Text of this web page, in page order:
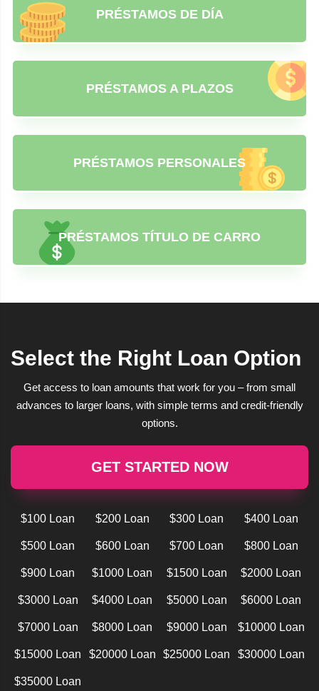
PRÉSTAMOS DE DÍA
PRÉSTAMOS A PLAZOS
PRÉSTAMOS PERSONALES
PRÉSTAMOS TÍTULO DE CARRO
Select the Right Loan Option
Get access to loan amounts that work for you – from small
advances to larger loans, with simple terms and credit-friendly
options.
GET STARTED NOW
$100 Loan $200 Loan $300 Loan $400 Loan
$500 Loan $600 Loan $700 Loan $800 Loan
$900 Loan $1000 Loan $1500 Loan $2000 Loan
$3000 Loan $4000 Loan $5000 Loan $6000 Loan
$7000 Loan $8000 Loan $9000 Loan $10000 Loan
$15000 Loan $20000 Loan $25000 Loan $30000 Loan
$35000 Loan